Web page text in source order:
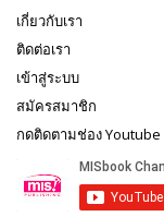
เกี่ยวกับเรา
ติดต่อเรา
เข้าสู่ระบบ
สมัครสมาชิก
กดติดตามช่อง